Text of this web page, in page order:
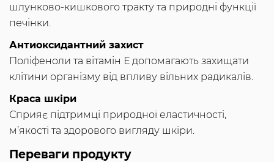
шлунково-кишкового тракту та природні функції
печінки.
Антиоксидантний захист
Поліфеноли та вітамін Е допомагають захищати
клітини організму від впливу вільних радикалів.
Краса шкіри
Сприяє підтримці природної еластичності,
м’якості та здорового вигляду шкіри.
Переваги продукту